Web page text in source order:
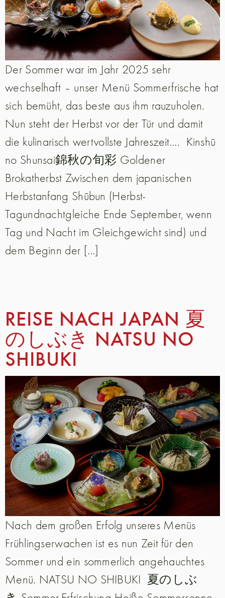
Der Sommer war im Jahr 2025 sehr
wechselhaft – unser Menü Sommerfrische hat
sich bemüht, das beste aus ihm rauzuholen.
Nun steht der Herbst vor der Tür und damit
die kulinarisch wertvollste Jahreszeit…. Kinshū
no Shunsai錦秋の旬彩 Goldener
Brokatherbst Zwischen dem japanischen
Herbstanfang Shūbun (Herbst-
Tagundnachtgleiche Ende September, wenn
Tag und Nacht im Gleichgewicht sind) und
dem Beginn der […]
REISE NACH JAPAN 夏
のしぶき NATSU NO
SHIBUKI
Nach dem großen Erfolg unseres Menüs
Frühlingserwachen ist es nun Zeit für den
Sommer und ein sommerlich angehauchtes
Menü. NATSU NO SHIBUKI 夏のしぶ